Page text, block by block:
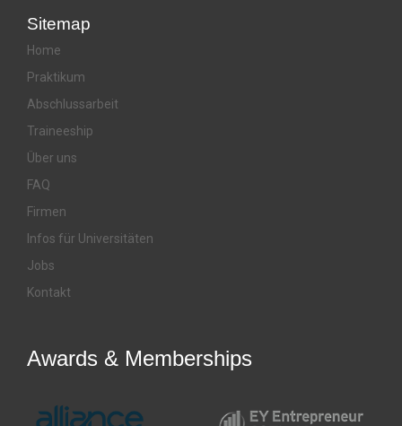
Sitemap
Home
Praktikum
Abschlussarbeit
Traineeship
Über uns
FAQ
Firmen
Infos für Universitäten
Jobs
Kontakt
Awards & Memberships